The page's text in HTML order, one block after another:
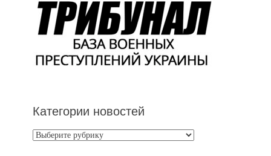
Категории новостей
Категории